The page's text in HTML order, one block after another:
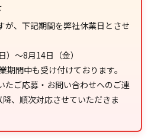
が、下記期間を弊社休業日とさせ
）～8月14日（金）
期間中も受け付けております。
たご応募・お問い合わせへのご連
、順次対応させていただきま